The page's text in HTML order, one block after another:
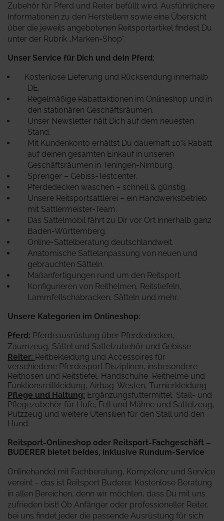
Zubehör für Pferd und Reiter befüllt wird. Ausführlichere
Informationen zu den Herstellern sowie eine Übersicht
über die jeweils angebotenen Reitsportartikel findest Du
unter der Rubrik „Marken-Shop“.
Unser Service für Dich und dein Pferd:
Kostenlose Lieferung und Rücksendung innerhalb
DE.
Regelmäßige Rabattaktionen im Onlineshop und in
den stationären Geschäftsräumen.
Unser Newsletter hält Dich auf dem neuesten
Stand.
Mit Kundenkonto erhältst Du dauerhaft 10% Rabatt
auf deinen gesamten Einkauf in unseren
Geschäftsräumen in Teningen-Nimburg.
Sprenger – Gebiss-Testcenter.
Pferdedecken waschen – schnell & günstig.
Unsere Reitsportsattlerei – ein Handwerksbetrieb
mit Sattlermeister-Team.
Das Sattelmobil fährt zu Dir vor Ort innerhalb ganz
Baden-Württemberg.
Online-Sattelberatung deutschlandweit.
Anatomische Sattelanpassung von neuen und
gebrauchten Sätteln.
Maßanfertigungen rund um den Reitsport.
Konfigurieren von Reithelmen, Reitstiefeln,
Lammfellschabracken, Sätteln und mehr.
Unsere Kategorien im Onlineshop:
Pferd: Pferdeausrüstung über Pferdedecken,
Zaumzeug, Sättel und Sattelzubehör und Gebisse
Reiter: Reitbekleidung und Accessoires für
verschiedene Pferdesport Disziplinen, insbesondere
Reithosen und Reitstiefel, Handschuhe, Reithelme und
Funktionsreitkleidung, Airbag-Westen, Turnierkleidung
Pflege und Haltung: Ergänzungsfuttermittel, Stall- und
Pflegezubehör für Hufe, Fell und Mähne und Sattelzeug,
Putzzeug und weitere Utensilien für den Stall und den
Hund.
Reitsport-Onlineshop oder Reitsport-Fachgeschäft –
BUDERER bietet beides, inklusive Rundum-Service
Onlinehandel mit Fachberatung, Kompetenz und Service
vereint – das ist Reitsport Buderer. Kostenlose Beratung
in allen Bereichen, denn wir möchten, dass Du mit uns
zufrieden bist! Ob Anfänger oder professioneller Reiter,
bei uns findet jeder die passende Ausrüstung für sich